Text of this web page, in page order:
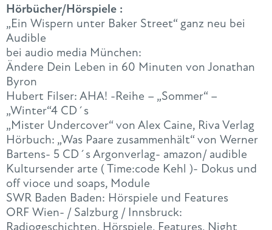
Hörbücher/Hörspiele :
„Ein Wispern unter Baker Street“ ganz neu bei
Audible
bei audio media München:
Ändere Dein Leben in 60 Minuten von Jonathan
Byron
Hubert Filser: AHA! -Reihe – „Sommer“ –
„Winter“4 CD´s
„Mister Undercover“ von Alex Caine, Riva Verlag
Hörbuch: „Was Paare zusammenhält“ von Werner
Bartens- 5 CD´s Argonverlag- amazon/ audible
Kultursender arte ( Time:code Kehl )- Dokus und
off vioce und soaps, Module
SWR Baden Baden: Hörspiele und Features
ORF Wien- / Salzburg / Innsbruck:
Radiogeschichten, Hörspiele, Features, Night